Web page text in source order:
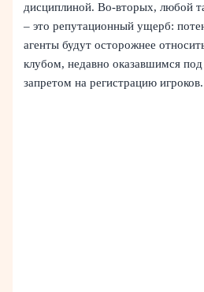
дисциплиной. Во‑вторых, любой
– это репутационный ущерб:
агенты будут осторожнее
клубом, недавно оказавшимся
запретом на регистрацию игроков.